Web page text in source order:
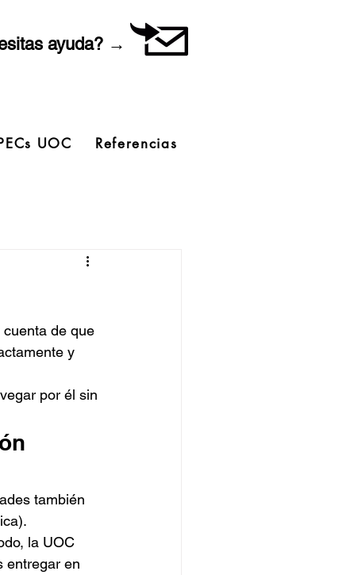
ayuda? →
UOC Referencias
de que
y
por él sin
también
la UOC
entregar en